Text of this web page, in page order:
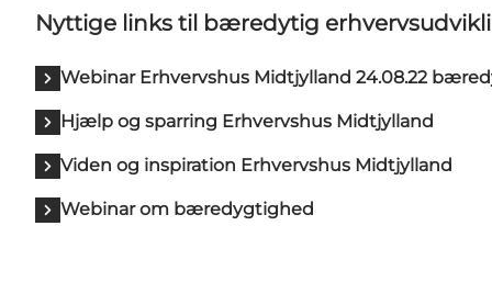
Nyttige links til bæredytig
Webinar Erhvervshus Midtjylland 24.08.22
Hjælp og sparring Erhvervshus Midtjylland
Viden og inspiration Erhvervshus Midtjylland
Webinar om bæredygtighed